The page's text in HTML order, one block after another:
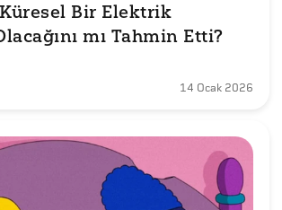
Bir Elektrik
mı Tahmin Etti?
14 Ocak 2026